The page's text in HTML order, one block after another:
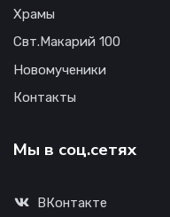
Храмы
Свт.Макарий 100
Новомученики
Контакты
Мы в соц.сетях
ВКонтакте